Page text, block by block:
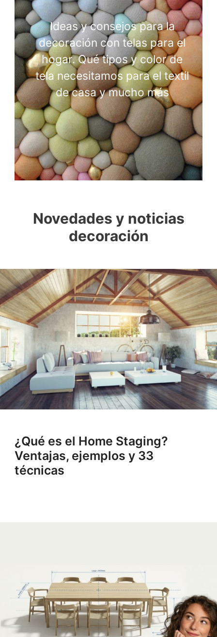
Ideas y consejos para la
decoración con telas para el
hogar. Qué tipos y color de
tela necesitamos para el textil
de casa y mucho más
Novedades y noticias
decoración
¿Qué es el Home Staging?
Ventajas, ejemplos y 33
técnicas